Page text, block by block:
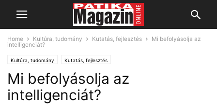
Home Kultúra, tudomány Kutatás, fejlesztés
Mi befolyásolja az
intelligenciát?
Kultúra, tudomány Kutatás, fejlesztés
Mi befolyásolja az
intelligenciát?